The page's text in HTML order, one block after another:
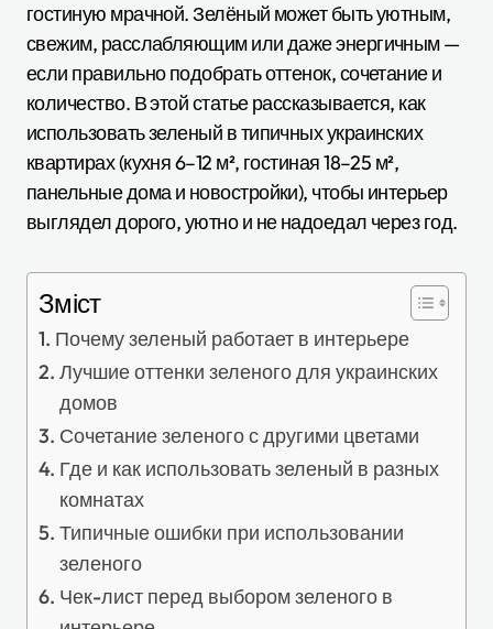
гостиную мрачной. Зелёный может быть уютным,
свежим, расслабляющим или даже энергичным —
если правильно подобрать оттенок, сочетание и
количество. В этой статье рассказывается, как
использовать зеленый в типичных украинских
квартирах (кухня 6–12 м², гостиная 18–25 м²,
панельные дома и новостройки), чтобы интерьер
выглядел дорого, уютно и не надоедал через год.
Зміст
Почему зеленый работает в интерьере
Лучшие оттенки зеленого для украинских
домов
Сочетание зеленого с другими цветами
Где и как использовать зеленый в разных
комнатах
Типичные ошибки при использовании
зеленого
Чек-лист перед выбором зеленого в